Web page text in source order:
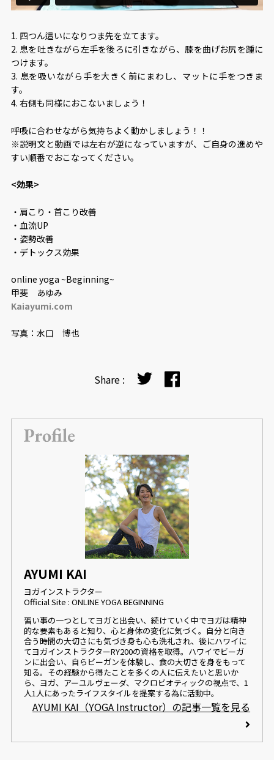
1. 四つん這いになりつま先を立てます。
2. 息を吐きながら左手を後ろに引きながら、膝を曲げお尻を踵に
つけます。
3. 息を吸いながら手を大きく前にまわし、マットに手をつきま
す。
4. 右側も同様におこないましょう！
呼吸に合わせながら気持ちよく動かしましょう！！
※説明文と動画では左右が逆になっていますが、ご自身の進めや
すい順番でおこなってください。
<効果>
・肩こり・首こり改善
・血流UP
・姿勢改善
・デトックス効果
online yoga ~Beginning~
甲斐 あゆみ
Kaiayumi.com
写真：水口 博也
Share :
AYUMI KAI
ヨガインストラクター
Official Site : ONLINE YOGA BEGINNING
習い事の一つとしてヨガと出会い、続けていく中でヨガは精神
的な要素もあると知り、心と身体の変化に気づく。自分と向き
合う時間の大切さにも気づき身も心も洗礼され、後にハワイに
てヨガインストラクターRY200の資格を取得。ハワイでビーガ
ンに出会い、自らビーガンを体験し、食の大切さを身をもって
知る。その経験から得たことを多くの人に伝えたいと思いか
ら、ヨガ、アーユルヴェーダ、マクロビオティックの視点で、1
人1人にあったライフスタイルを提案する為に活動中。
AYUMI KAI（YOGA Instructor）の記事一覧を見る